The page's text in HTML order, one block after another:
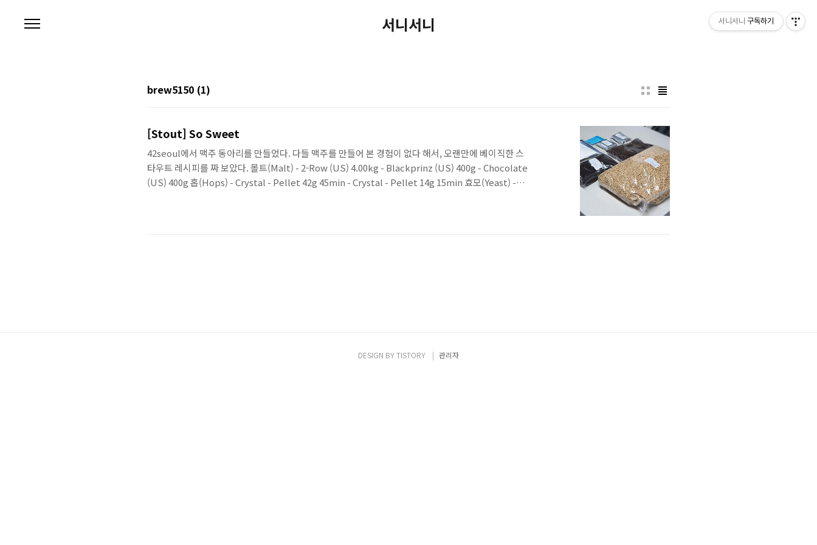
서니서니
brew5150 (1)
[Stout] So Sweet
42seoul에서 맥주 동아리를 만들었다. 다들 맥주를 만들어 본 경험이 없다 해서, 오랜만에 베이직한 스
타우트 레시피를 짜 보았다. 몰트(Malt) - 2-Row (US) 4.00kg - Blackprinz (US) 400g - Chocolate
(US) 400g 홉(Hops) - Crystal - Pellet 42g 45min - Crystal - Pellet 14g 15min 효모(Yeast) -
DESIGN BYTISTORY 관리자
서니서니 구독하기